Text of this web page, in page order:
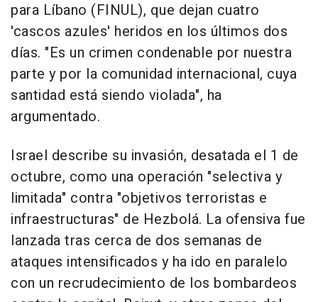
para Líbano (FINUL), que dejan cuatro
'cascos azules' heridos en los últimos dos
días. "Es un crimen condenable por nuestra
parte y por la comunidad internacional, cuya
santidad está siendo violada", ha
argumentado.
Israel describe su invasión, desatada el 1 de
octubre, como una operación "selectiva y
limitada" contra "objetivos terroristas e
infraestructuras" de Hezbolá. La ofensiva fue
lanzada tras cerca de dos semanas de
ataques intensificados y ha ido en paralelo
con un recrudecimiento de los bombardeos